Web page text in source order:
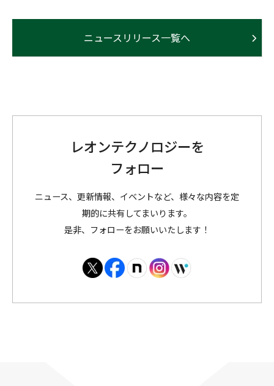
ニュースリリース一覧へ
レオンテクノロジーを
フォロー
ニュース、更新情報、イベントなど、様々な内容を定
期的に共有してまいります。
是非、フォローをお願いいたします！